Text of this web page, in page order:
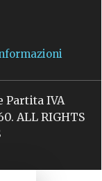
Partita IVA
ALL RIGHTS